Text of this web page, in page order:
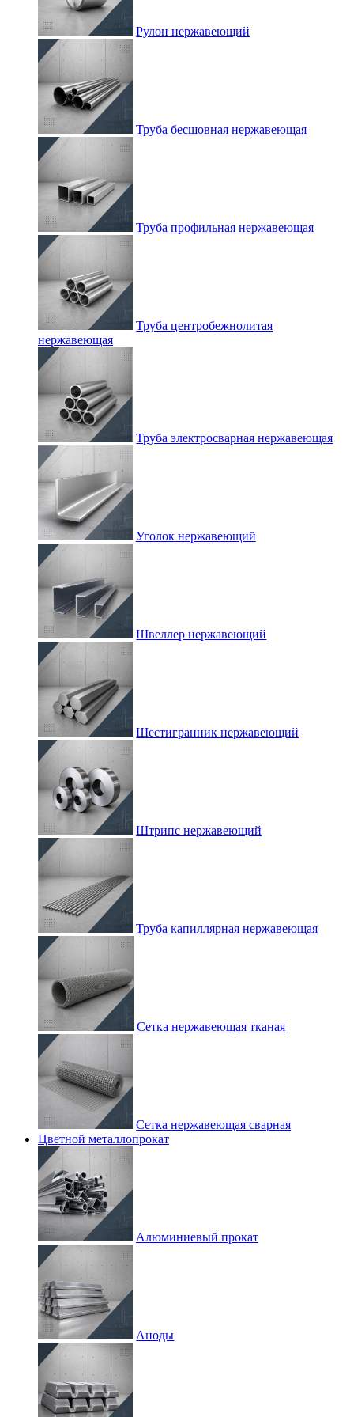
Рулон нержавеющий
Труба бесшовная нержавеющая
Труба профильная нержавеющая
Труба центробежнолитая
нержавеющая
Труба электросварная нержавеющая
Уголок нержавеющий
Швеллер нержавеющий
Шестигранник нержавеющий
Штрипс нержавеющий
Труба капиллярная нержавеющая
Сетка нержавеющая тканая
Сетка нержавеющая сварная
Цветной металлопрокат
Алюминиевый прокат
Аноды